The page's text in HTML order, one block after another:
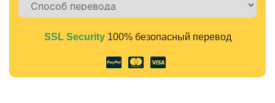
Alternative:
SSL Security100% безопасный перевод